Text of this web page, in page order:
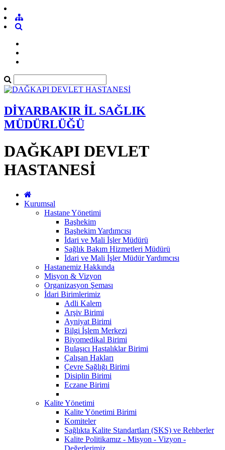
DİYARBAKIR İL SAĞLIK
MÜDÜRLÜĞÜ
DAĞKAPI DEVLET
HASTANESİ
Kurumsal
Hastane Yönetimi
Başhekim
Başhekim Yardımcısı
İdari ve Mali İşler Müdürü
Sağlık Bakım Hizmetleri Müdürü
İdari ve Mali İşler Müdür Yardımcısı
Hastanemiz Hakkında
Misyon & Vizyon
Organizasyon Şeması
İdari Birimlerimiz
Adli Kalem
Arşiv Birimi
Ayniyat Birimi
Bilgi İşlem Merkezi
Biyomedikal Birimi
Bulaşıcı Hastalıklar Birimi
Çalışan Hakları
Çevre Sağlığı Birimi
Disiplin Birimi
Eczane Birimi
Kalite Yönetimi
Kalite Yönetimi Birimi
Komiteler
Sağlıkta Kalite Standartları (SKS) ve Rehberler
Kalite Politikamız - Misyon - Vizyon -
Değerlerimiz